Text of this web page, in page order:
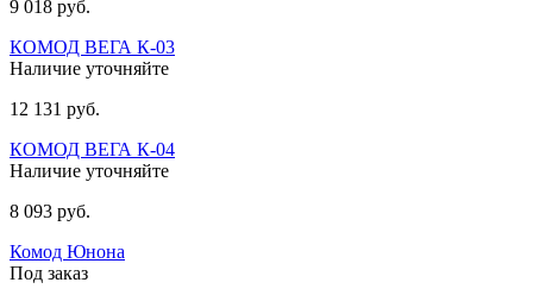
9 018 руб.
КОМОД ВЕГА К-03
Наличие уточняйте
12 131 руб.
КОМОД ВЕГА К-04
Наличие уточняйте
8 093 руб.
Комод Юнона
Под заказ